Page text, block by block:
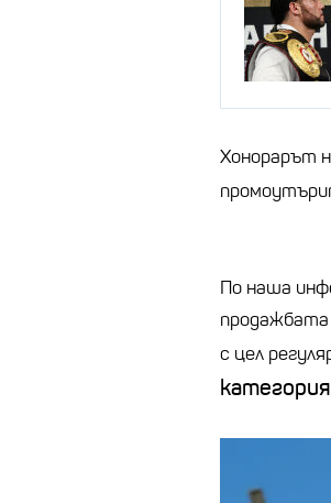
Хонорарът
По наша
продажбата
с цел